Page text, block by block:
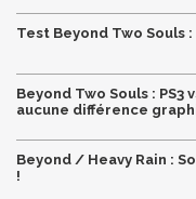
Test Beyond Two Souls
Beyond Two Souls :
aucune différence
Beyond / Heavy Rain :
!